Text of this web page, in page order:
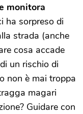
monitora
ha sorpreso di
strada (anche
cosa accade
un rischio di
non è mai troppa
magari
Guidare con